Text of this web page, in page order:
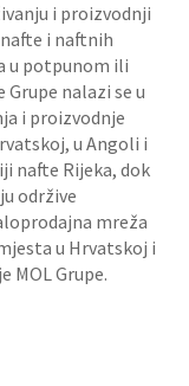
i proizvodnji
i naftnih
u potpunom ili
nalazi se u
i proizvodnje
u Angoli i
nafte Rijeka, dok
održive
mreža
u Hrvatskoj i
MOL Grupe.